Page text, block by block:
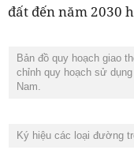
đất đến năm 2030
Bản đồ quy hoạch giao
chỉnh quy hoạch sử
Nam.
Ký hiệu các loại đường